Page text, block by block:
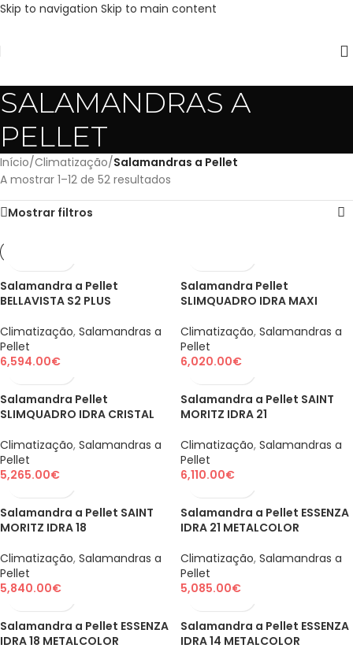
Skip to navigation Skip to main content
SALAMANDRAS A
PELLET
Início/Climatização/Salamandras a Pellet
A mostrar 1–12 de 52 resultados
Mostrar filtros
Salamandra a Pellet
BELLAVISTA S2 PLUS
Climatização, Salamandras a
Pellet
6,594.00€
Salamandra Pellet
SLIMQUADRO IDRA MAXI
Climatização, Salamandras a
Pellet
6,020.00€
Salamandra Pellet
SLIMQUADRO IDRA CRISTAL
Climatização, Salamandras a
Pellet
5,265.00€
Salamandra a Pellet SAINT
MORITZ IDRA 21
Climatização, Salamandras a
Pellet
6,110.00€
Salamandra a Pellet SAINT
MORITZ IDRA 18
Climatização, Salamandras a
Pellet
5,840.00€
Salamandra a Pellet ESSENZA
IDRA 21 METALCOLOR
Climatização, Salamandras a
Pellet
5,085.00€
Salamandra a Pellet ESSENZA
IDRA 18 METALCOLOR
Salamandra a Pellet ESSENZA
IDRA 14 METALCOLOR